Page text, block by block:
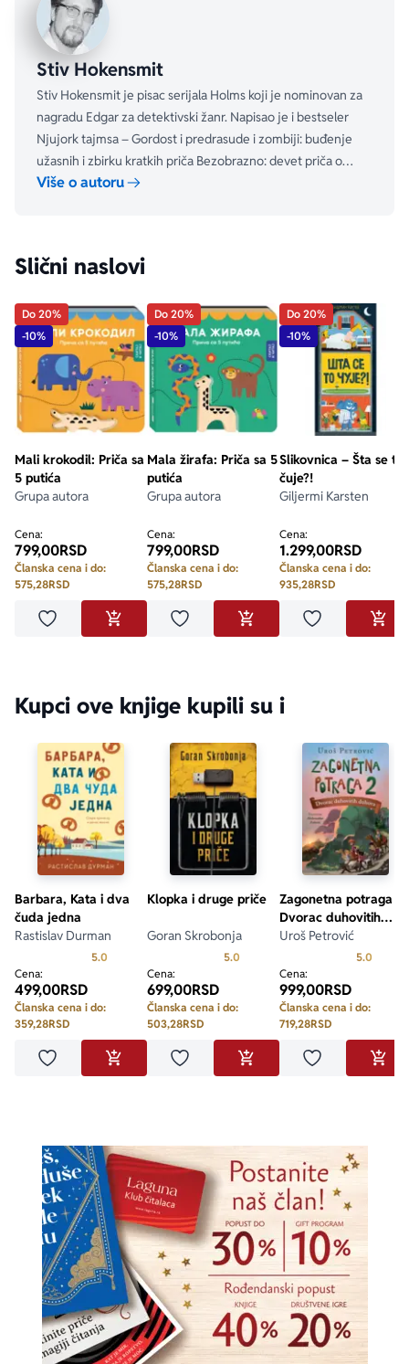
Stiv Hokensmit
Stiv Hokensmit je pisac serijala Holms koji je nominovan za
nagradu Edgar za detektivski žanr. Napisao je i bestseler
Njujork tajmsa – Gordost i predrasude i zombiji: buđenje
užasnih i zbirku kratkih priča Bezobrazno: devet priča o
božićnim zločinima . Živi sa ženom i dvoje dece oko
Više o autoru
Slični naslovi
Do 20%
-10%
Mali krokodil: Priča sa
5 putića
Grupa autora
Cena:
799,00RSD
Članska cena i do:
575,28RSD
Dodaj u omiljeneDODAJ U KORPU
Do 20%
-10%
Mala žirafa: Priča sa 5
putića
Grupa autora
Cena:
799,00RSD
Članska cena i do:
575,28RSD
Dodaj u omiljeneDODAJ U KORPU
Do 20%
-10%
Slikovnica – Šta se to
čuje?!
Giljermi Karsten
Cena:
1.299,00RSD
Članska cena i do:
935,28RSD
Dodaj u
Kupci ove knjige kupili su i
Barbara, Kata i dva
čuda jedna
Rastislav Durman
5.0 Prosecna ocena je 5.0 od 5
Cena:
499,00RSD
Članska cena i do:
359,28RSD
Dodaj u omiljeneDODAJ U KORPU
Klopka i druge priče
Goran Skrobonja
5.0 Prosecna ocena je 5.0 od 5
Cena:
699,00RSD
Članska cena i do:
503,28RSD
Dodaj u omiljeneDODAJ U KORPU
Zagonetna potraga 2:
Dvorac duhovitih
duhova
Uroš Petrović
5.0
Cena:
999,00RSD
Članska cena i do:
719,28RSD
Dodaj u